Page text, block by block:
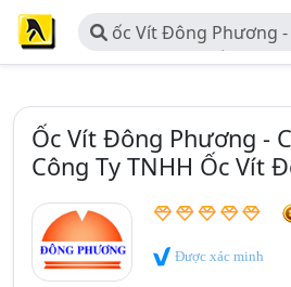
ốc Vít Đông Phương -
Công Ty TNHH ốc Vít
Ốc Vít Đông Phương -
Công Ty TNHH Ốc Vít
Được xác minh